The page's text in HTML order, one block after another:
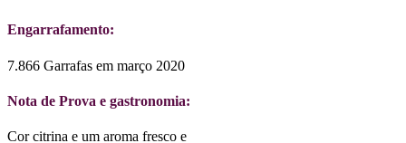
Engarrafamento:
7.866 Garrafas em março 2020
Nota de Prova e gastronomia:
Cor citrina e um aroma fresco e